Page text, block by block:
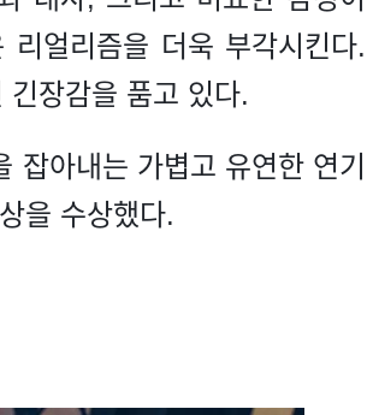
리얼리즘을 더욱 부각시킨다.
긴장감을 품고 있다.
잡아내는 가볍고 유연한 연기
을 수상했다.